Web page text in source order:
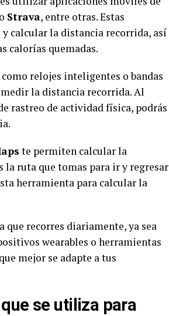
o Strava, entre otras. Estas
calcular la distancia recorrida, así
calorías quemadas.
relojes inteligentes o bandas
la distancia recorrida. Al
rastreo de actividad física, podrás
te permiten calcular la
la ruta que tomas para ir y regresar
herramienta para calcular la
que recorres diariamente, ya sea
wearables o herramientas
mejor se adapte a tus
se utiliza para